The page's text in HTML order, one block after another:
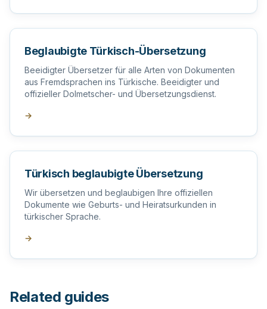
Beglaubigte Türkisch-Übersetzung
Beeidigter Übersetzer für alle Arten von Dokumenten
aus Fremdsprachen ins Türkische. Beeidigter und
offizieller Dolmetscher- und Übersetzungsdienst.
→
Türkisch beglaubigte Übersetzung
Wir übersetzen und beglaubigen Ihre offiziellen
Dokumente wie Geburts- und Heiratsurkunden in
türkischer Sprache.
→
Related guides